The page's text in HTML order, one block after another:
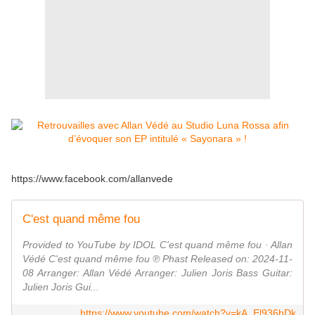
https://www.facebook.com/allanvede
C'est quand même fou
Provided to YouTube by IDOL C'est quand même fou · Allan
Védé C'est quand même fou ℗ Phast Released on: 2024-11-
08 Arranger: Allan Védé Arranger: Julien Joris Bass Guitar:
Julien Joris Gui...